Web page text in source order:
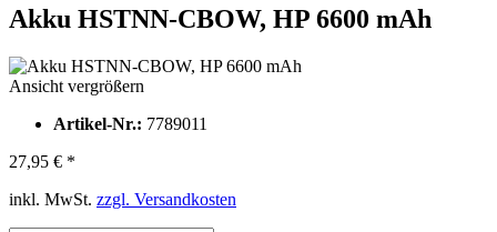
Akku HSTNN-CBOW, HP 6600 mAh
Ansicht vergrößern
Artikel-Nr.: 7789011
27,95 € *
inkl. MwSt. zzgl. Versandkosten